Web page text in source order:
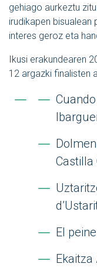
gehiago aurkeztu
irudikapen bisualean
interes geroz eta
Ikusi erakundearen
12 argazki finalisten
Castilla
El